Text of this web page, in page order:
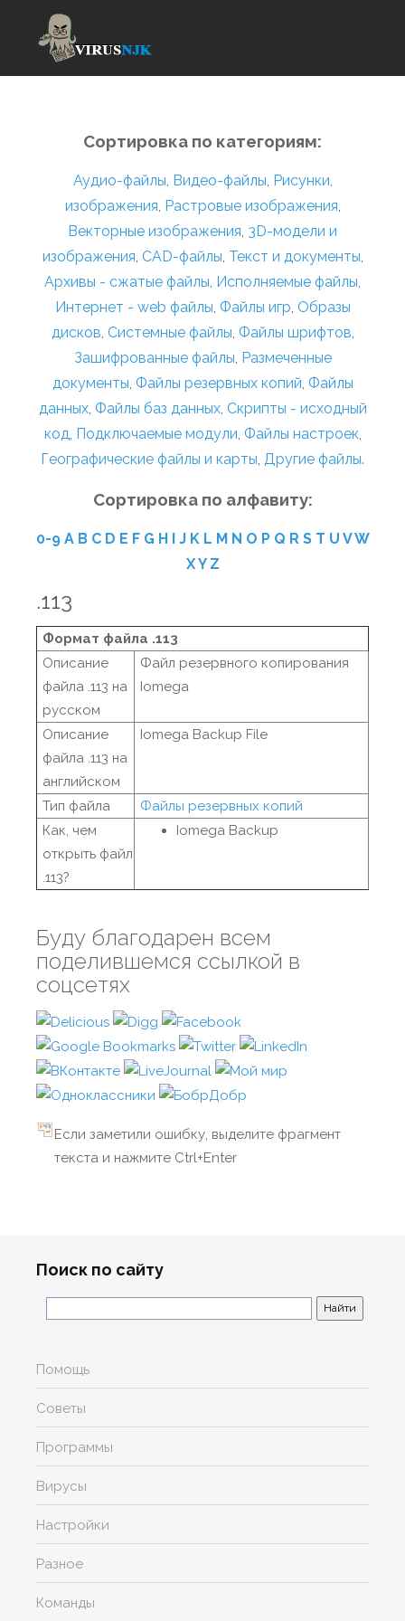
Сортировка по категориям:
Аудио-файлы, Видео-файлы, Рисунки,
изображения, Растровые изображения,
Векторные изображения, 3D-модели и
изображения, CAD-файлы, Текст и документы,
Архивы - сжатые файлы, Исполняемые файлы,
Интернет - web файлы, Файлы игр, Образы
дисков, Системные файлы, Файлы шрифтов,
Зашифрованные файлы, Размеченные
документы, Файлы резервных копий, Файлы
данных, Файлы баз данных, Скрипты - исходный
код, Подключаемые модули, Файлы настроек,
Географические файлы и карты, Другие файлы.
Сортировка по алфавиту:
0-9 A B C D E F G H I J K L M N O P Q R S T U VW
XY Z
.113
Формат файла .113
Описание
файла .113 на
русском
Файл резервного копирования
Iomega
Описание
файла .113 на
английском
Iomega Backup File
Тип файла
Файлы резервных копий
Как, чем
открыть файл
.113?
Iomega Backup
Буду благодарен всем
поделившемся ссылкой в
соцсетях
Если заметили ошибку, выделите фрагмент
текста и нажмите Ctrl+Enter
Поиск по сайту
Помощь
Советы
Программы
Вирусы
Настройки
Разное
Команды